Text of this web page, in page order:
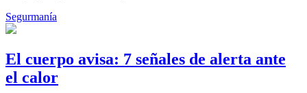
Segurmanía
El cuerpo avisa: 7 señales de alerta ante
el calor